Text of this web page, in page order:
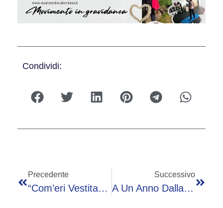
Condividi:
Precedente
“Com’eri Vestita” E Cartelli Stradali: Casnigo E Gandino Unite Contro La Violenza Sulle Donne
Successivo
A Un Anno Dalla Notte Di Dublino: L’album Delle Figurine Atalanta È Made In Clusone